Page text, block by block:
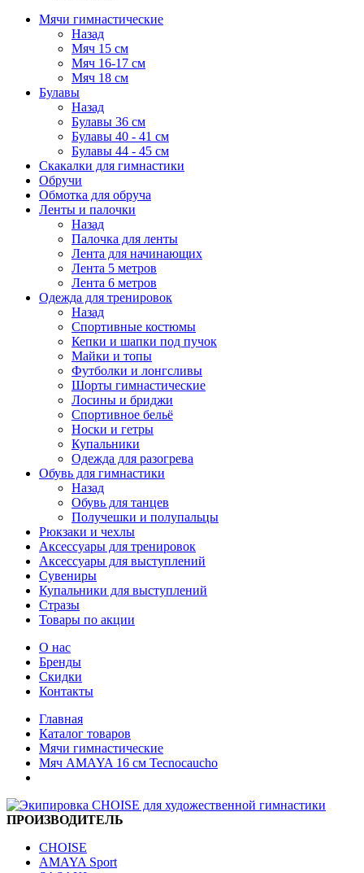
Мячи гимнастические
Назад
Мяч 15 см
Мяч 16-17 см
Мяч 18 см
Булавы
Назад
Булавы 36 см
Булавы 40 - 41 см
Булавы 44 - 45 см
Скакалки для гимнастики
Обручи
Обмотка для обруча
Ленты и палочки
Назад
Палочка для ленты
Лента для начинающих
Лента 5 метров
Лента 6 метров
Одежда для тренировок
Назад
Спортивные костюмы
Кепки и шапки под пучок
Майки и топы
Футболки и лонгсливы
Шорты гимнастические
Лосины и бриджи
Спортивное бельё
Носки и гетры
Купальники
Одежда для разогрева
Обувь для гимнастики
Назад
Обувь для танцев
Получешки и полупальцы
Рюкзаки и чехлы
Аксессуары для тренировок
Аксессуары для выступлений
Сувениры
Купальники для выступлений
Стразы
Товары по акции
О нас
Бренды
Скидки
Контакты
Главная
Каталог товаров
Мячи гимнастические
Мяч AMAYA 16 см Tecnocaucho
ПРОИЗВОДИТЕЛЬ
CHOISE
AMAYA Sport